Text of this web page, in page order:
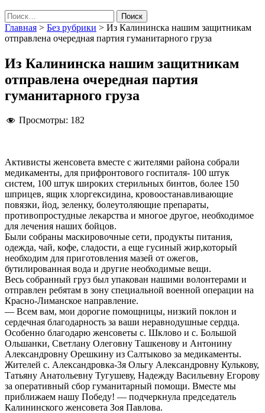
Найти:
Главная > Без рубрики > Из Калининска нашим защитникам
отправлена очередная партия гуманитарного груза
Из Калининска нашим защитникам
отправлена очередная партия
гуманитарного груза
Просмотры: 182
Активисты женсовета вместе с жителями района собрали
медикаменты, для прифронтового госпиталя- 100 штук
систем, 100 штук широких стерильных бинтов, более 150
шприцев, ящик хлоргексидина, кровоостанавливающие
повязки, йод, зеленку, болеутоляющие препараты,
противопростудные лекарства и многое другое, необходимое
для лечения наших бойцов.
Были собраны маскировочные сети, продукты питания,
одежда, чай, кофе, сладости, а еще гусиный жир,который
необходим для приготовления мазей от ожегов,
бутилированная вода и другие необходимые вещи.
Весь собранный груз был упакован нашими волонтерами и
отправлен ребятам в зону специальной военной операции на
Красно-Лиманское направление.
— Всем вам, мои дорогие помощницы, низкий поклон и
сердечная благодарность за ваши неравнодушные сердца.
Особенно благодарю женсоветы с. Шклово и с. Большой
Ольшанки, Светлану Олеговну Ташкенову и Антонину
Александровну Орешкину из Салтыково за медикаменты.
Жителей с. Александровка-3я Ольгу Александровну Кулькову,
Татьяну Анатольевну Тугушеву, Надежду Васильевну Егорову
за оперативный сбор гуманитарный помощи. Вместе мы
приближаем нашу Победу! — подчеркнула председатель
Калининского женсовета Зоя Павлова.